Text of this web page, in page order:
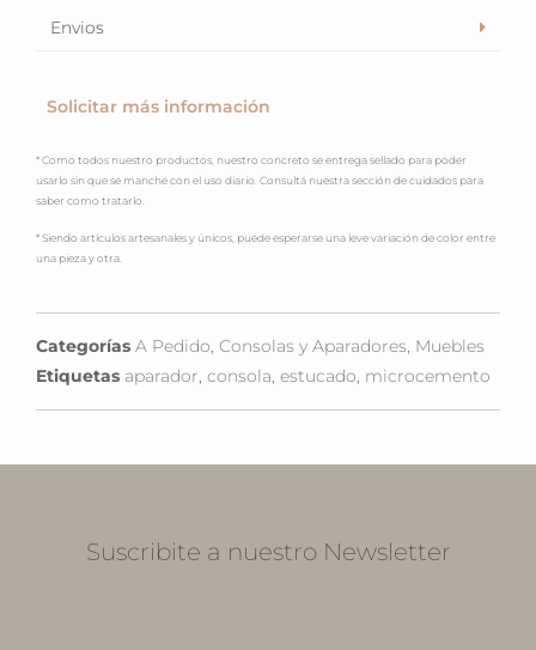
Envios
Solicitar más información
* Como todos nuestro productos, nuestro concreto se entrega sellado para poder
usarlo sin que se manche con el uso diario. Consultá nuestra sección de cuidados para
saber como tratarlo.
* Siendo artículos artesanales y únicos, puede esperarse una leve variación de color entre
una pieza y otra.
Categorías A Pedido, Consolas y Aparadores, Muebles
Etiquetas aparador, consola, estucado, microcemento
Suscribite a nuestro Newsletter